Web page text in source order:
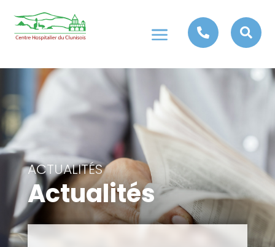
a  
ACTUALITÉS
Actualités